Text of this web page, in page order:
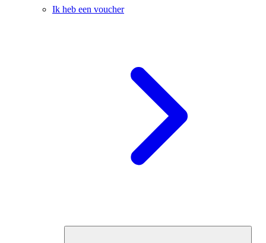
Ik heb een voucher